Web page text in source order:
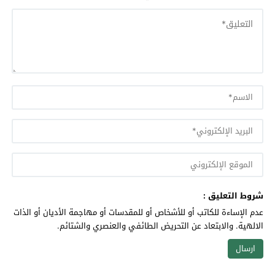
شروط التعليق :
عدم الإساءة للكاتب أو للأشخاص أو للمقدسات أو مهاجمة الأديان أو الذات
الالهية. والابتعاد عن التحريض الطائفي والعنصري والشتائم.